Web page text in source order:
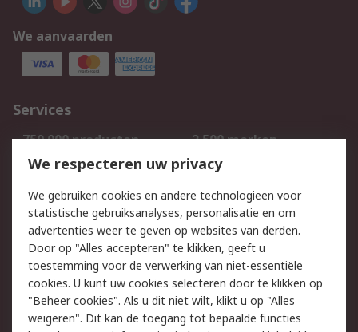
We aanvaarden
Services
750.000 producten
2.500 merken
Bestellen
Inkoopoplossingen
Track & Trace
Wettelijk
Cookiebeleid
Email veiligheid
Privacybeleid
Websitevoorwaarden
Algemene
We respecteren uw privacy
We gebruiken cookies en andere technologieën voor
statistische gebruiksanalyses, personalisatie en om
advertenties weer te geven op websites van derden.
Door op "Alles accepteren" te klikken, geeft u
toestemming voor de verwerking van niet-essentiële
cookies. U kunt uw cookies selecteren door te klikken op
"Beheer cookies". Als u dit niet wilt, klikt u op "Alles
weigeren". Dit kan de toegang tot bepaalde functies